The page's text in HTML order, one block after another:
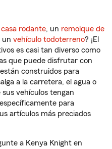
casa rodante, un remolque de
un vehículo todoterreno? ¡El
es casi tan diverso como
que puede disfrutar con
construidos para
a la carretera, el agua o
sus vehículos tengan
para
artículos más preciados
a Kenya Knight en